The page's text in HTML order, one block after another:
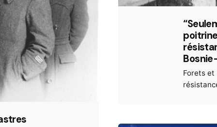
Forets et